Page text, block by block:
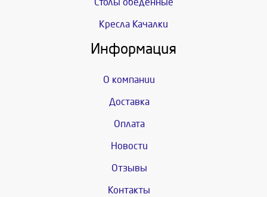
Кресла Качалки
Информация
О компании
Доставка
Оплата
Новости
Отзывы
Контакты